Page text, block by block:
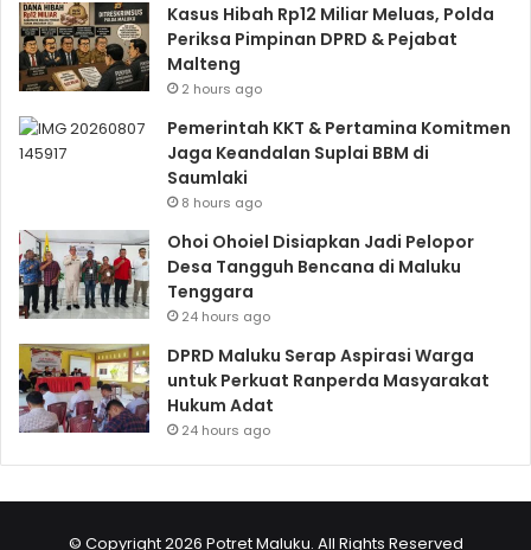
Kasus Hibah Rp12 Miliar Meluas, Polda
Periksa Pimpinan DPRD & Pejabat
Malteng
2 hours ago
Pemerintah KKT & Pertamina Komitmen
Jaga Keandalan Suplai BBM di
Saumlaki
8 hours ago
Ohoi Ohoiel Disiapkan Jadi Pelopor
Desa Tangguh Bencana di Maluku
Tenggara
24 hours ago
DPRD Maluku Serap Aspirasi Warga
untuk Perkuat Ranperda Masyarakat
Hukum Adat
24 hours ago
© Copyright 2026 Potret Maluku. All Rights Reserved